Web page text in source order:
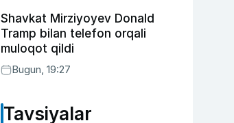
Shavkat Mirziyoyev Donald
Tramp bilan telefon orqali
muloqot qildi
Bugun, 19:27
Tavsiyalar